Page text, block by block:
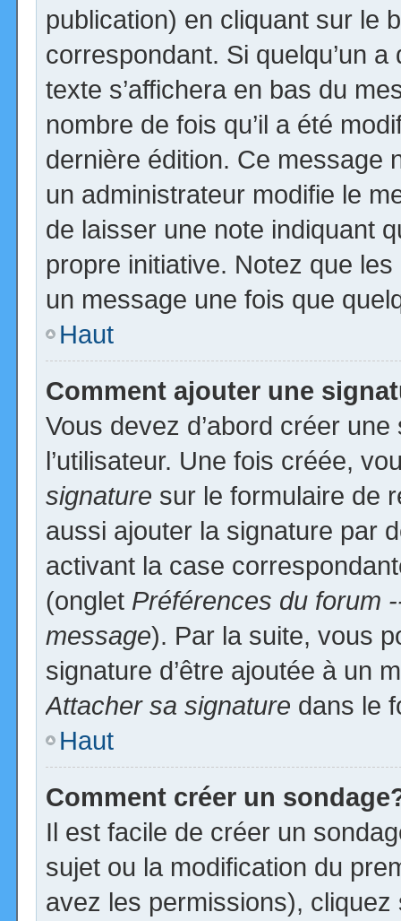
publication) en cliquant sur le
correspondant. Si quelqu’un
texte s’affichera en bas du
nombre de fois qu’il a été
dernière édition. Ce message
un administrateur modifie le
de laisser une note indiquant
propre initiative. Notez que
un message une fois que
Haut
Comment ajouter une
Vous devez d’abord créer
l’utilisateur. Une fois créée,
signature sur le formulaire de
aussi ajouter la signature par
activant la case
(onglet Préférences du forum
message). Par la suite, vous
signature d’être ajoutée à un
Attacher sa signature dans le
Haut
Comment créer un
Il est facile de créer un
sujet ou la modification du
avez les permissions), cliquez